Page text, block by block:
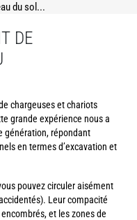
du sol...
DE
chargeuses et chariots
grande expérience nous a
génération, répondant
en termes d’excavation et
pouvez circuler aisément
Leur compacité
et les zones de